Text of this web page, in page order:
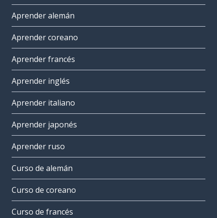
Aprender alemán
Aprender coreano
Aprender francés
Aprender inglés
Aprender italiano
Aprender japonés
Aprender ruso
Curso de alemán
Curso de coreano
Curso de francés